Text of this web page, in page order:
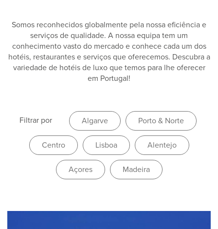
Somos reconhecidos globalmente pela nossa eficiência e
serviços de qualidade. A nossa equipa tem um
conhecimento vasto do mercado e conhece cada um dos
hotéis, restaurantes e serviços que oferecemos. Descubra a
variedade de hotéis de luxo que temos para lhe oferecer
em Portugal!
Filtrar por Algarve Porto & Norte
Centro Lisboa Alentejo
Açores Madeira